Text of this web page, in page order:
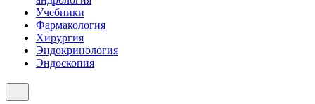
Учебники
Фармакология
Хирургия
Эндокринология
Эндоскопия